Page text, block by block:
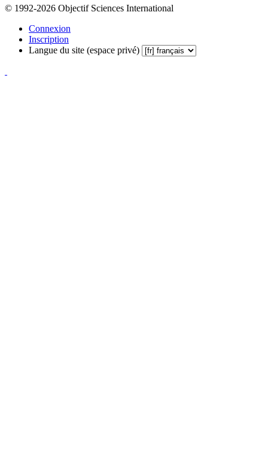
© 1992-2026 Objectif Sciences International
Connexion
Inscription
Langue du site (espace privé)